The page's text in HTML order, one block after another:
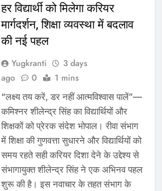
हर विद्यार्थी को मिलेगा करियर
मार्गदर्शन, शिक्षा व्यवस्था में बदलाव
की नई पहल
Yugkranti
3 days
ago
0 1 mins
“लक्ष्य तय करें, डर नहीं आत्मविश्वास पालें”—
कमिश्नर शीलेन्द्र सिंह का विद्यार्थियों और
शिक्षकों को प्रेरक संदेश भोपाल। रीवा संभाग
में शिक्षा की गुणवत्ता सुधारने और विद्यार्थियों को
समय रहते सही करियर दिशा देने के उद्देश्य से
संभागायुक्त शीलेन्द्र सिंह ने एक अभिनव पहल
शुरू की है। इस नवाचार के तहत संभाग के